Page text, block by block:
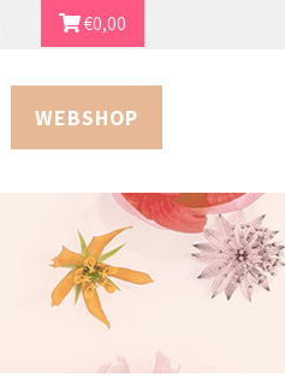
€0,00
WEBSHOP